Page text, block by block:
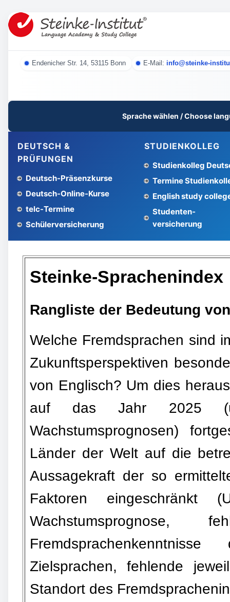
Endenicher Str. 14, 53115 Bonn E-Mail: info@steinke-
Sprache wählen / Choose
DEUTSCH &
PRÜFUNGEN
Deutsch-Präsenzkurse
Deutsch-Online-Kurse
telc-Termine
Schüler­versicherung
STUDIENKOLLEG
Studienkolleg
Termine
English study
Studenten­
versicherung
Steinke-Sprachenindex
Rangliste der Bedeutung
Welche Fremdsprachen sind
Zukunftsperspektiven
von Englisch? Um dies
auf das Jahr 2025
Wachstumsprognosen)
Länder der Welt auf die
Aussagekraft der so
Faktoren
Wachstumsprognose,
Zielsprachen, fehlende
Standort des